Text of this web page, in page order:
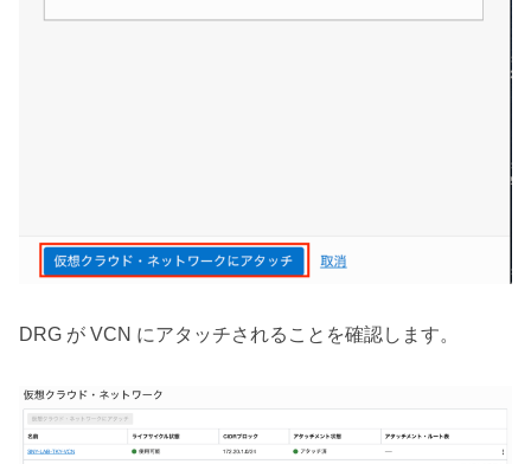
DRG が VCN にアタッチされることを確認します。